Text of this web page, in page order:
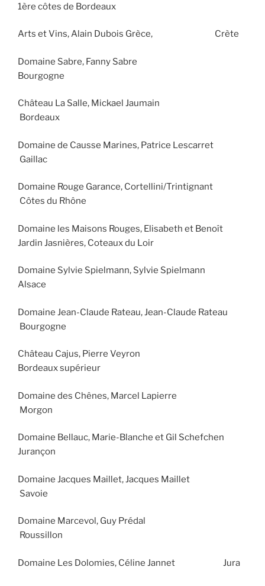
1ère côtes de Bordeaux
Arts et Vins, Alain Dubois Grèce, Crète
Domaine Sabre, Fanny Sabre
Bourgogne
Château La Salle, Mickael Jaumain
Bordeaux
Domaine de Causse Marines, Patrice Lescarret
Gaillac
Domaine Rouge Garance, Cortellini/Trintignant
Côtes du Rhône
Domaine les Maisons Rouges, Elisabeth et Benoît
Jardin Jasnières, Coteaux du Loir
Domaine Sylvie Spielmann, Sylvie Spielmann
Alsace
Domaine Jean-Claude Rateau, Jean-Claude Rateau
Bourgogne
Château Cajus, Pierre Veyron
Bordeaux supérieur
Domaine des Chênes, Marcel Lapierre
Morgon
Domaine Bellauc, Marie-Blanche et Gil Schefchen
Jurançon
Domaine Jacques Maillet, Jacques Maillet
Savoie
Domaine Marcevol, Guy Prédal
Roussillon
Domaine Les Dolomies, Céline Jannet Jura